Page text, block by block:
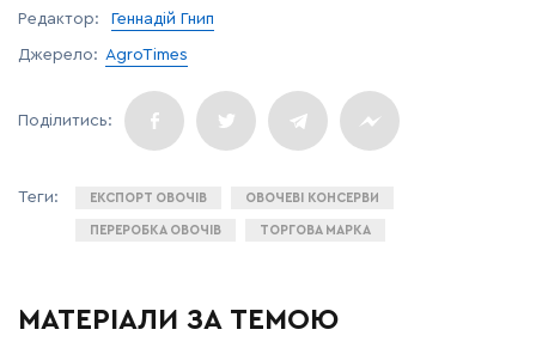
Редактор: Геннадій Гнип
Джерело: AgroTimes
ЕКСПОРТ ОВОЧІВ ОВОЧЕВІ КОНСЕРВИ
ПЕРЕРОБКА ОВОЧІВ ТОРГОВА МАРКА
МАТЕРІАЛИ ЗА ТЕМОЮ